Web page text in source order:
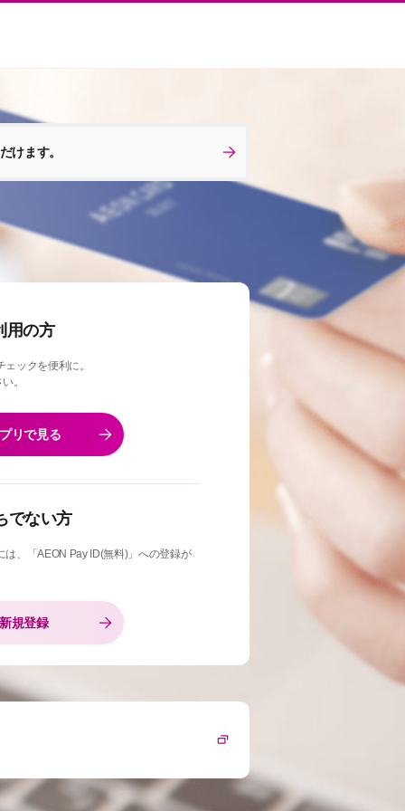
けます。
用の方
ックを便利に。
。
リで見る
でない方
、「AEON Pay ID(無料)」への登録が
規登録